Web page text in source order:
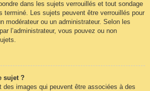
dans les sujets verrouillés et tout sondage
terminé. Les sujets peuvent être verrouillés pour
modérateur ou un administrateur. Selon les
l’administrateur, vous pouvez ou non
sujet ?
des images qui peuvent être associées à des